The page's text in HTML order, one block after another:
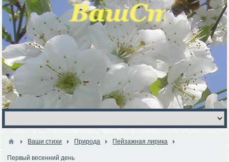
Ваши стихи Природа Пейзажная лирика
Первый весенний день